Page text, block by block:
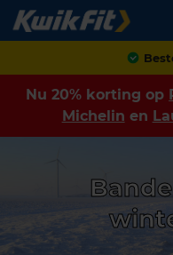
Nu 20% korting op
Michelin en